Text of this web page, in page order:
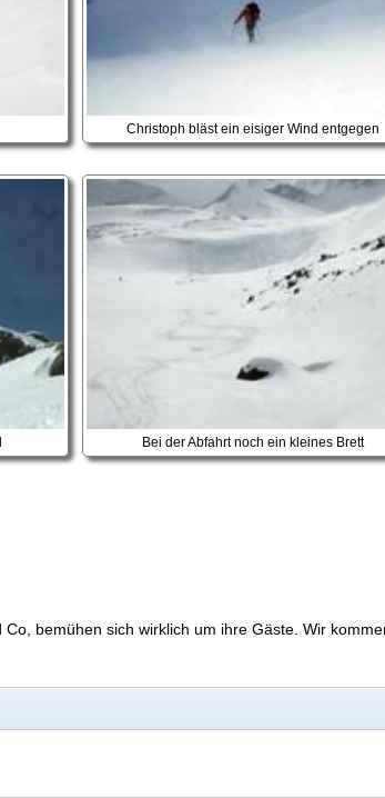
Christoph bläst ein eisiger Wind entgegen
Bei der Abfahrt noch ein kleines Brett
bemühen sich wirklich um ihre Gäste. Wir